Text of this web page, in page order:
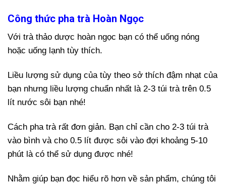
Công thức pha trà Hoàn Ngọc
Với trà thảo dược hoàn ngọc bạn có thể uống nóng
hoặc uống lạnh tùy thích.
Liều lượng sử dụng của tùy theo sở thích đậm nhạt của
bạn nhưng liều lượng chuẩn nhất là 2-3 túi trà trên 0.5
lít nước sôi bạn nhé!
Cách pha trà rất đơn giản. Bạn chỉ cần cho 2-3 túi trà
vào bình và cho 0.5 lít được sôi vào đợi khoảng 5-10
phút là có thể sử dụng được nhé!
Nhằm giúp bạn đọc hiểu rõ hơn về sản phẩm, chúng tôi